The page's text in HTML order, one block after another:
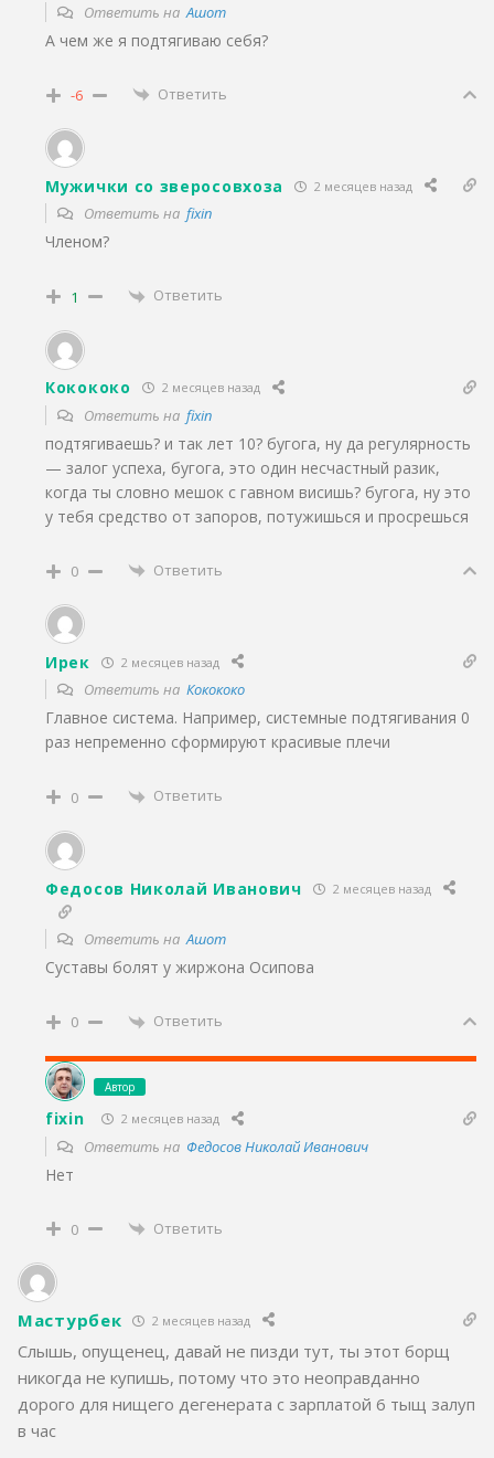
Ответить наАшот
А чем же я подтягиваю себя?
-6 Ответить
Мужички со зверосовхоза 2 месяцев назад
Ответить на fixin
Членом?
1 Ответить
Кокококо 2 месяцев назад
Ответить на fixin
подтягиваешь? и так лет 10? бугога, ну да регулярность
— залог успеха, бугога, это один несчастный разик,
когда ты словно мешок с гавном висишь? бугога, ну это
у тебя средство от запоров, потужишься и просрешься
0 Ответить
Ирек 2 месяцев назад
Ответить на Кокококо
Главное система. Например, системные подтягивания 0
раз непременно сформируют красивые плечи
0 Ответить
Федосов Николай Иванович 2 месяцев назад
Ответить наАшот
Суставы болят у жиржона Осипова
0 Ответить
Автор
fixin 2 месяцев назад
Ответить на Федосов Николай Иванович
Нет
0 Ответить
Мастурбек 2 месяцев назад
Слышь, опущенец, давай не пизди тут, ты этот борщ
никогда не купишь, потому что это неоправданно
дорого для нищего дегенерата с зарплатой 6 тыщ залуп
в час